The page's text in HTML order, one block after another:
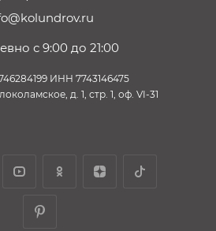
с 9:00 до 21:00
ИНН 7743146475
д. 1, стр. 1, оф. VI-31